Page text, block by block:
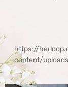
https://
content/